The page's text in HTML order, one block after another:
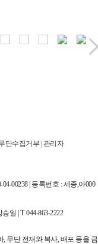
단수집거부 | 관리자
00238 | 등록번호 : 세종,아000
일 | T. 044-863-2222
무단 전재와 복사, 배포 등을 금